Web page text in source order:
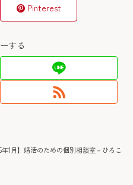
Pinterest
する
年1月】婚活のための個別相談室－ひろこ